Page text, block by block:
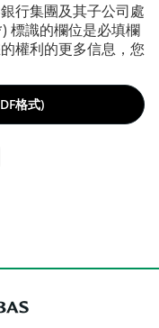
行集團及其子公司處
標識的欄位是必填欄
權利的更多信息，您
格式)